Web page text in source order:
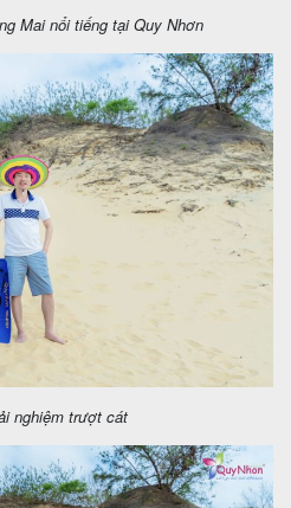
Mai nổi tiếng tại Quy Nhơn
nghiệm trượt cát